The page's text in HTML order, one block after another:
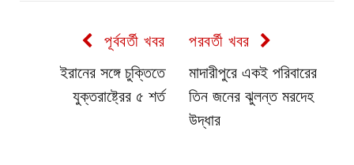
পূর্ববর্তী খবর
ইরানের সঙ্গে চুক্তিতে
যুক্তরাষ্ট্রের ৫ শর্ত
পরবর্তী খবর
মাদারীপুরে একই পরিবারের
তিন জনের ঝুলন্ত মরদেহ
উদ্ধার